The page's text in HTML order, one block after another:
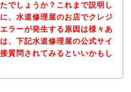
でしょうか？これまで説明し
、水道修理屋のお店でクレジ
ラーが発生する原因は様々あ
、下記水道修理屋の公式サイ
接質問されてみるといいかもし